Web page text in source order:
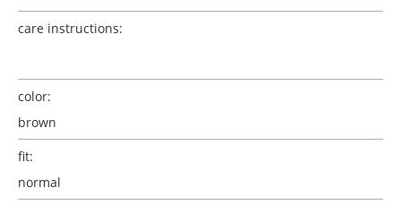
care instructions:
color:
brown
fit:
normal